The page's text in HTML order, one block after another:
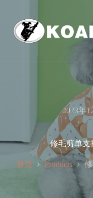
2023年
修毛剪单支
首页 Products